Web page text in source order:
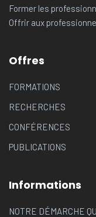
Former les
Offrir aux
Offres
FORMATIONS
RECHERCHES
CONFÉRENCES
PUBLICATIONS
Informations
NOTRE DÉMARCHE